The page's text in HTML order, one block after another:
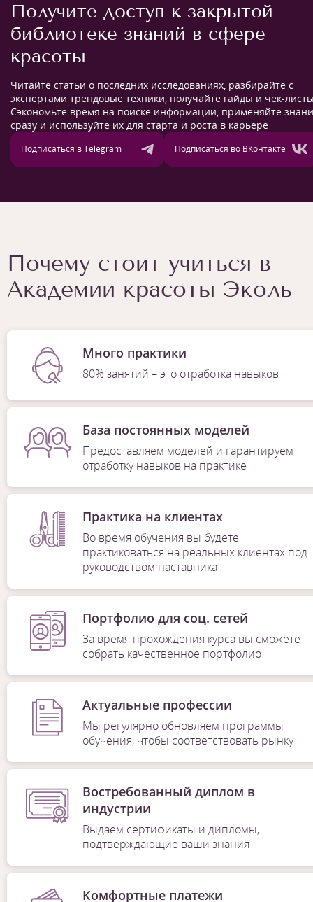
Получите доступ к закрытой
библиотеке знаний в сфере
красоты
Читайте статьи о последних исследованиях, разбирайте с
экспертами трендовые техники, получайте гайды и чек-
Сэкономьте время на поиске информации, применяйте
сразу и используйте их для старта и роста в карьере
Подписаться в Telegram Подписаться во ВКонтакте
Почему стоит учиться в
Академии красоты Эколь
Много практики
80% занятий – это отработка навыков
База постоянных моделей
Предоставляем моделей и гарантируем
отработку навыков на практике
Практика на клиентах
Во время обучения вы будете
практиковаться на реальных клиентах под
руководством наставника
Портфолио для соц. сетей
За время прохождения курса вы сможете
собрать качественное портфолио
Актуальные профессии
Мы регулярно обновляем программы
обучения, чтобы соответствовать рынку
Востребованный диплом в
индустрии
Выдаем сертификаты и дипломы,
подтверждающие ваши знания
Комфортные платежи